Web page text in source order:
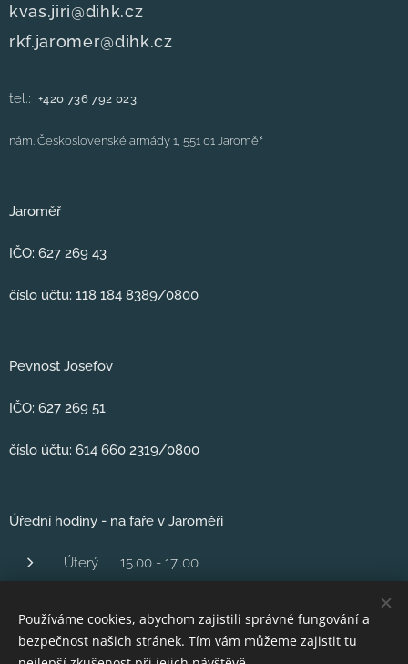
kvas.jiri@dihk.cz
rkf.jaromer@dihk.cz
tel.: +420 736 792 023
nám. Československé armády 1, 551 01 Jaroměř
Jaroměř
IČO: 627 269 43
číslo účtu: 118 184 8389/0800
Pevnost Josefov
IČO: 627 269 51
číslo účtu: 614 660 2319/0800
Úřední hodiny - na faře v Jaroměři
Úterý 15.00 - 17..00
Čtvrtek 16,00 - 18.00
Pátek 10..00 - 12.00
Používáme cookies, abychom zajistili správné fungování a
bezpečnost našich stránek. Tím vám můžeme zajistit tu